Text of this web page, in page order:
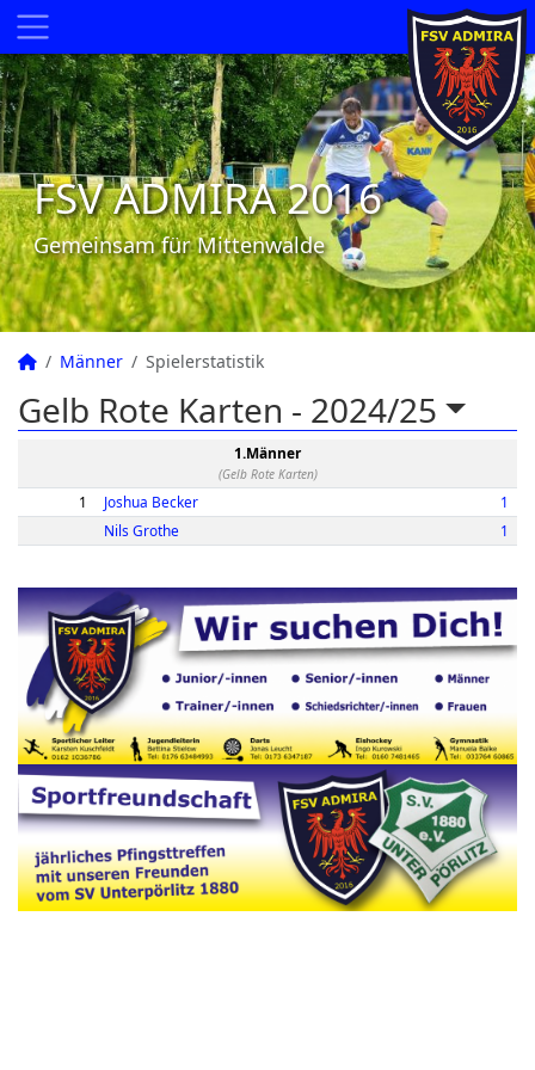
FSV ADMIRA 2016
Gemeinsam für Mittenwalde
Männer Spielerstatistik
Gelb Rote Karten - 2024/25
1.Männer
(Gelb Rote Karten)
1 Joshua Becker
1
Nils Grothe
1